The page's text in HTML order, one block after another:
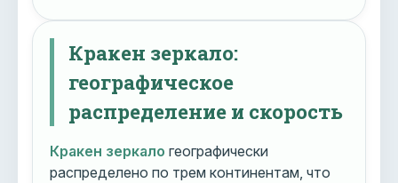
Кракен зеркало:
географическое
распределение и скорость
Кракен зеркало географически
распределено по трем континентам, что